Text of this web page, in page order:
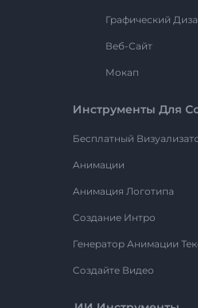
Графический
Веб-Сайт
Мокап
Инструменты Для
Бесплатный
Анимации
Анимация Логотипа
Создание Интро
Генератор Анимации
Создайте Видео